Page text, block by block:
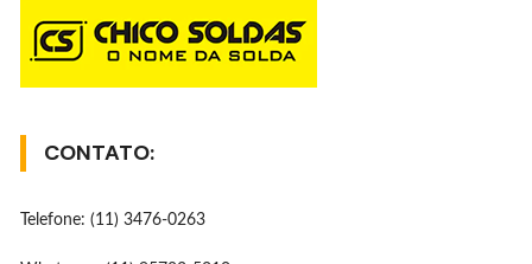
CONTATO:
Telefone: (11) 3476-0263